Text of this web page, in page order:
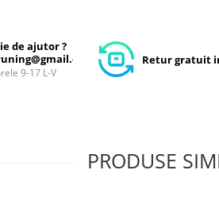
de ajutor ?
9-17 L-V
Retur gratuit
PRODUSE